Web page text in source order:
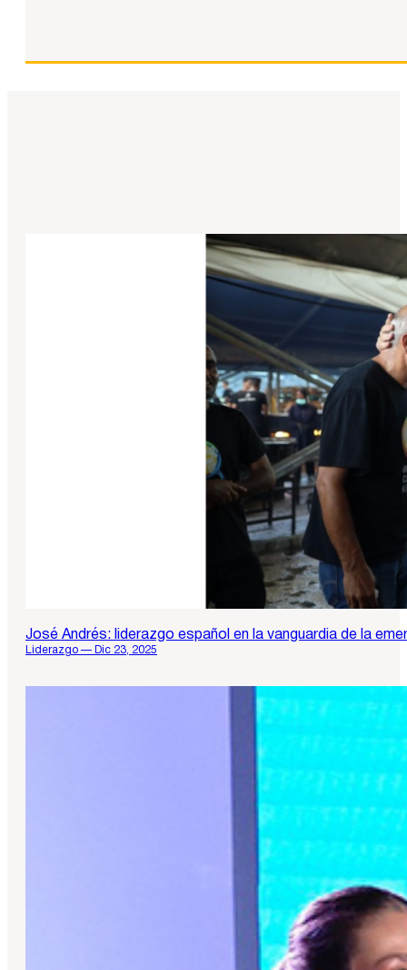
José Andrés: liderazgo español en la vanguardia de la
Liderazgo — Dic 23, 2025